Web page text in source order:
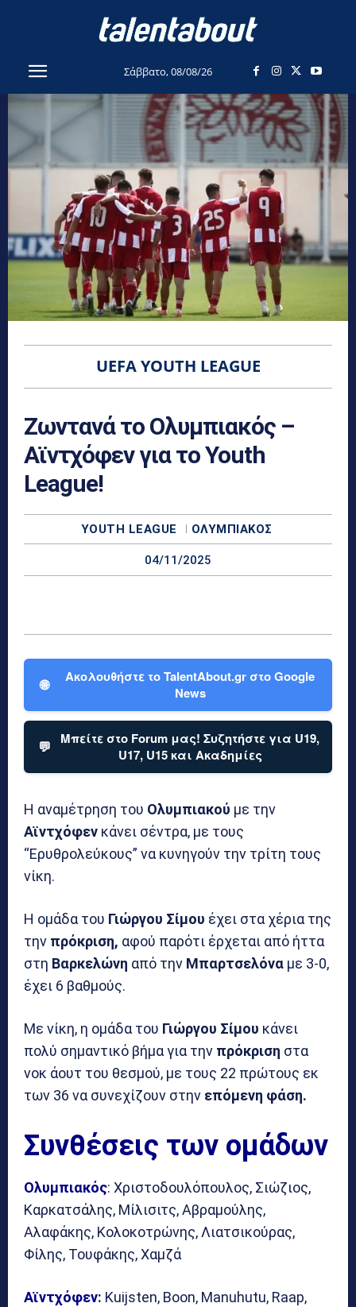
Σάββατο, 08/08/26
UEFA YOUTH LEAGUE
Ζωντανά το Ολυμπιακός –
Αϊντχόφεν για το Youth
League!
YOUTH LEAGUE ΟΛΥΜΠΙΑΚΌΣ
04/11/2025
🌐
Ακολουθήστε το TalentAbout.gr στο Google
News
💬
Μπείτε στο Forum μας! Συζητήστε για U19,
U17, U15 και Ακαδημίες
Η αναμέτρηση του Ολυμπιακού με την
Αϊντχόφεν κάνει σέντρα, με τους
“Ερυθρολεύκους” να κυνηγούν την τρίτη τους
νίκη.
Η ομάδα του Γιώργου Σίμου έχει στα χέρια της
την πρόκριση, αφού παρότι έρχεται από ήττα
στη Βαρκελώνη από την Μπαρτσελόνα με 3-0,
έχει 6 βαθμούς.
Με νίκη, η ομάδα του Γιώργου Σίμου κάνει
πολύ σημαντικό βήμα για την πρόκριση στα
νοκ άουτ του θεσμού, με τους 22 πρώτους εκ
των 36 να συνεχίζουν στην επόμενη φάση.
Συνθέσεις των ομάδων
Ολυμπιακός: Χριστοδουλόπουλος, Σιώζιος,
Καρκατσάλης, Μίλισιτς, Αβραμούλης,
Αλαφάκης, Κολοκοτρώνης, Λιατσικούρας,
Φίλης, Τουφάκης, Χαμζά
Αϊντχόφεν: Kuijsten, Boon, Manuhutu, Raap,